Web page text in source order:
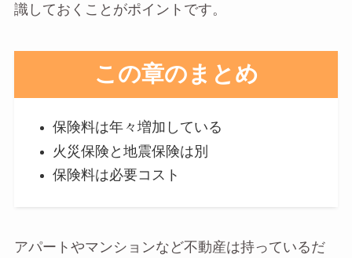
識しておくことがポイントです。
この章のまとめ
保険料は年々増加している
火災保険と地震保険は別
保険料は必要コスト
アパートやマンションなど不動産は持っているだ